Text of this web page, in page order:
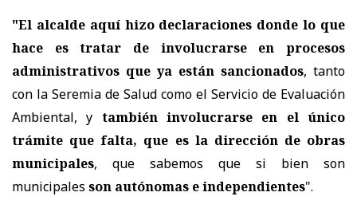
"El alcalde aquí hizo declaraciones donde lo que
hace es tratar de involucrarse en procesos
administrativos que ya están sancionados, tanto
con la Seremia de Salud como el Servicio de Evaluación
Ambiental, y también involucrarse en el único
trámite que falta, que es la dirección de obras
municipales, que sabemos que si bien son
municipales son autónomas e independientes".